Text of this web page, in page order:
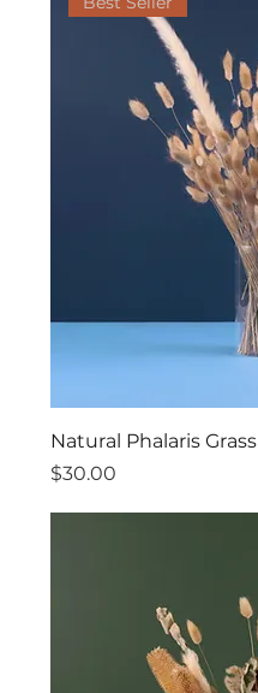
Natural Phalaris Grass
價格
$30.00